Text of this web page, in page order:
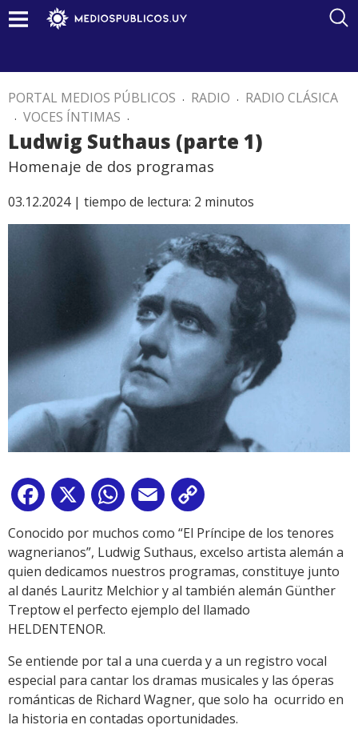
PORTAL MEDIOS PÚBLICOS . RADIO . RADIO CLÁSICA
. VOCES ÍNTIMAS .
Ludwig Suthaus (parte 1)
Homenaje de dos programas
03.12.2024 | tiempo de lectura: 2 minutos
Facebook
X WhatsApp
Email
Link
Conocido por muchos como “El Príncipe de los tenores
wagnerianos”, Ludwig Suthaus, excelso artista alemán a
quien dedicamos nuestros programas, constituye junto
al danés Lauritz Melchior y al también alemán Günther
Treptow el perfecto ejemplo del llamado
HELDENTENOR.
Se entiende por tal a una cuerda y a un registro vocal
especial para cantar los dramas musicales y las óperas
románticas de Richard Wagner, que solo ha ocurrido en
la historia en contadas oportunidades.